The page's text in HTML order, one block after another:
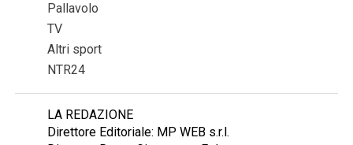
Pallavolo
TV
Altri sport
NTR24
LA REDAZIONE
Direttore Editoriale: MP WEB s.r.l.